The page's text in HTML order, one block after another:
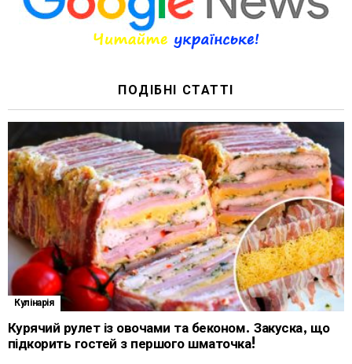
ПОДІБНІ СТАТТІ
Кулінарія
Курячий рулет із овочами та беконом. Закуска, що
підкорить гостей з першого шматочка!